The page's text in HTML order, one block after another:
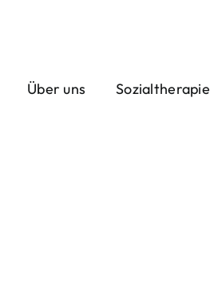
Über uns Sozialtherapie